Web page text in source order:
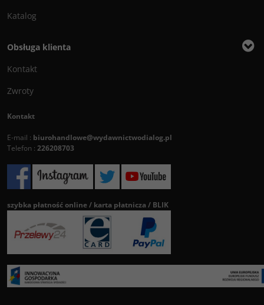
Katalog
Obsługa klienta
Kontakt
Zwroty
Kontakt
E-mail : biurohandlowe@wydawnictwodialog.pl
Telefon : 226208703
szybka płatność online / karta płatnicza / BLIK